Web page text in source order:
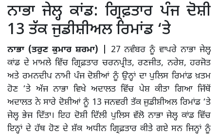
ਨਾਭਾ ਜੇਲ੍ਹ ਕਾਂਡ: ਗ੍ਰਿਫ਼ਤਾਰ ਪੰਜ ਦੋਸ਼ੀ
13 ਤੱਕ ਜੁਡੀਸ਼ੀਅਲ ਰਿਮਾਂਡ ‘ਤੇ
ਨਾਭਾ (ਤਰੁਣ ਕੁਮਾਰ ਸ਼ਰਮਾ) | 27 ਨਵੰਬਰ ਨੂੰ ਵਾਪਰੇ ਨਾਭਾ ਜੇਲ੍ਹ
ਕਾਂਡ ਦੇ ਮਾਮਲੇ ਵਿੱਚ ਗ੍ਰਿਫ਼ਤਾਰ ਚਰਨਪ੍ਰੀਤ, ਰਣਜੀਤ, ਨਰੇਸ਼, ਹਰਜੋਤ
ਅਤੇ ਰਮਨਦੀਪ ਨਾਮੀ ਪੰਜ ਦੋਸ਼ੀਆਂ ਨੂੰ ਉਨ੍ਹਾਂ ਦਾ ਪੁਲਿਸ ਰਿਮਾਂਡ ਖ਼ਤਮ
ਹੋਣ ‘ਤੇ ਅੱਜ ਨਾਭਾ ਵਿਖੇ ਅਦਾਲਤ ਵਿੱਚ ਪੇਸ਼ ਕੀਤਾ ਗਿਆ ਜਿੱਥੋਂ
ਅਦਾਲਤ ਨੇ ਸਾਰੇ ਦੋਸ਼ੀਆਂ ਨੂੰ 13 ਜਨਵਰੀ ਤੱਕ ਜੁਡੀਸ਼ੀਅਲ ਰਿਮਾਂਡ ‘ਤੇ
ਜੇਲ੍ਹ ਭੇਜ ਦਿੱਤਾ। ਇਹ ਦੋਸ਼ੀ ਦਿੱਲੀ ਪੁਲਿਸ ਵੱਲੋ ਨਾਭਾ ਜੇਲ੍ਹ ਕਾਂਡ ਵਿੱਚ
ਇਨ੍ਹਾਂ ਦੇ ਹੱਥ ਹੋਣ ਦੇ ਸ਼ੱਕ ਅਧੀਨ ਗ੍ਰਿਫ਼ਤਾਰ ਕੀਤੇ ਗਏ ਸਨ ਜਿਨ੍ਹਾਂ ਨੂੰ